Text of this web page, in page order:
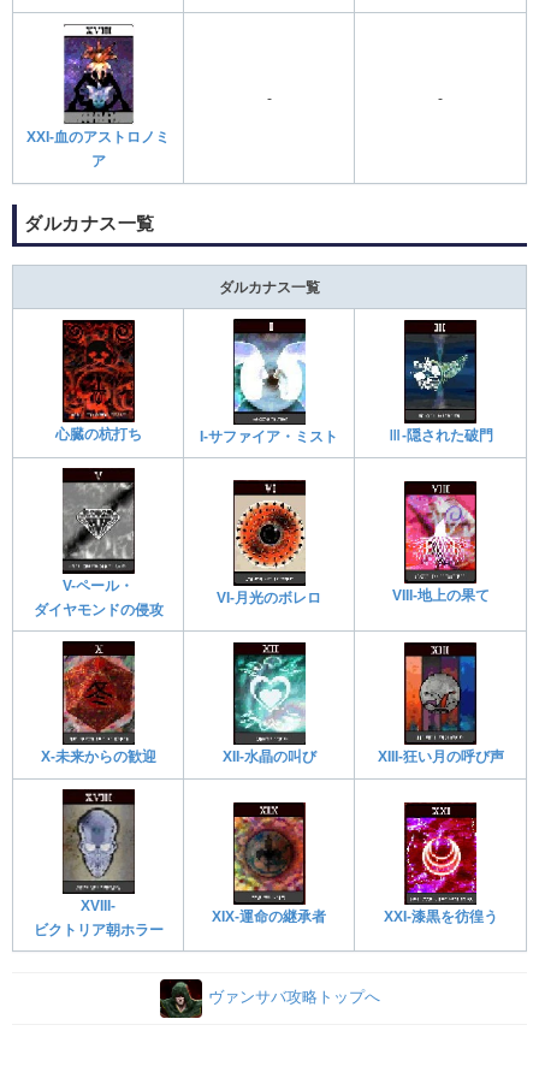
XXI-血のアストロノミ
ア
- -
ダルカナス一覧
ダルカナス一覧
心臓の杭打ち I-サファイア・ミスト Ⅲ-隠された破門
V-ペール・
ダイヤモンドの侵攻
VI-月光のボレロ VIII-地上の果て
X-未来からの歓迎 XII-水晶の叫び XIII-狂い月の呼び声
XVIII-
ビクトリア朝ホラー
XIX-運命の継承者 XXI-漆黒を彷徨う
ヴァンサバ攻略トップへ